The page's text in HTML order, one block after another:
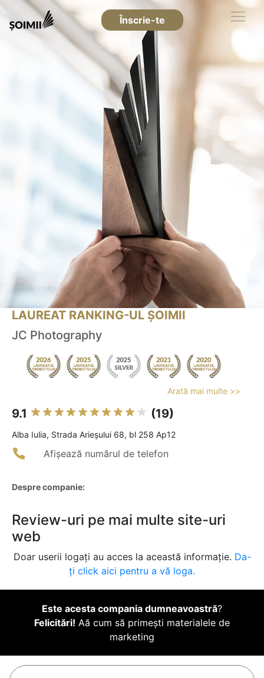
Înscrie-te
LAUREAT RANKING-UL ȘOIMII
JC Photography
Arată mai multe >>
9.1 (19)
Alba Iulia, Strada Arieșului 68, bl 258 Ap12
Afișează numărul de telefon
Despre companie:
Review-uri pe mai multe site-uri
web
Doar userii logați au acces la această informație. Da-
ți click aici pentru a vă loga.
Este acesta compania dumneavoastră?
Felicitări! Aă cum să primești materialele de
marketing